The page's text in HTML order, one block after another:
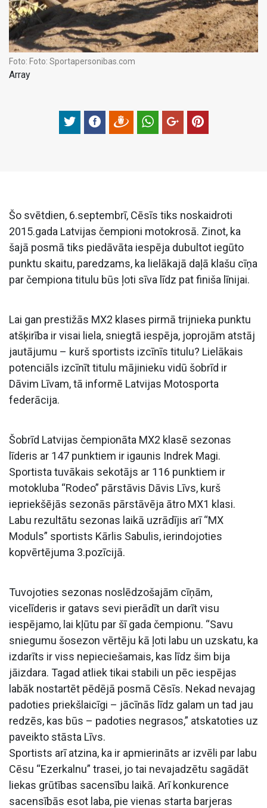
Foto: Foto: Sportapersonibas.com
Array
Šo svētdien, 6.septembrī, Cēsīs tiks noskaidroti
2015.gada Latvijas čempioni motokrosā. Zinot, ka
šajā posmā tiks piedāvāta iespēja dubultot iegūto
punktu skaitu, paredzams, ka lielākajā daļā klašu cīņa
par čempiona titulu būs ļoti sīva līdz pat finiša līnijai.
Lai gan prestižās MX2 klases pirmā trijnieka punktu
atšķirība ir visai liela, sniegtā iespēja, joprojām atstāj
jautājumu – kurš sportists izcīnīs titulu? Lielākais
potenciāls izcīnīt titulu mājinieku vidū šobrīd ir
Dāvim Līvam, tā informē Latvijas Motosporta
federācija.
Šobrīd Latvijas čempionāta MX2 klasē sezonas
līderis ar 147 punktiem ir igaunis Indrek Magi.
Sportista tuvākais sekotājs ar 116 punktiem ir
motokluba “Rodeo” pārstāvis Dāvis Līvs, kurš
iepriekšējās sezonās pārstāvēja ātro MX1 klasi.
Labu rezultātu sezonas laikā uzrādījis arī “MX
Moduls” sportists Kārlis Sabulis, ierindojoties
kopvērtējuma 3.pozīcijā.
Tuvojoties sezonas noslēdzošajām cīņām,
vicelīderis ir gatavs sevi pierādīt un darīt visu
iespējamo, lai kļūtu par šī gada čempionu. “Savu
sniegumu šosezon vērtēju kā ļoti labu un uzskatu, ka
izdarīts ir viss nepieciešamais, kas līdz šim bija
jāizdara. Tagad atliek tikai stabili un pēc iespējas
labāk nostartēt pēdējā posmā Cēsīs. Nekad nevajag
padoties priekšlaicīgi – jācīnās līdz galam un tad jau
redzēs, kas būs – padoties negrasos,” atskatoties uz
paveikto stāsta Līvs.
Sportists arī atzina, ka ir apmierināts ar izvēli par labu
Cēsu “Ezerkalnu” trasei, jo tai nevajadzētu sagādāt
liekas grūtības sacensību laikā. Arī konkurence
sacensībās esot laba, pie vienas starta barjeras